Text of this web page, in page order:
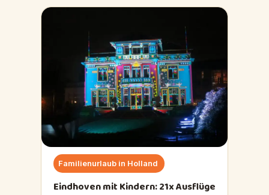
Familienurlaub in Holland
Eindhoven mit Kindern: 21x Ausflüge